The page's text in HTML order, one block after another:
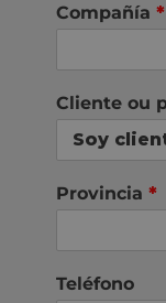
Compañía *
Cliente ou
Provincia *
Teléfono